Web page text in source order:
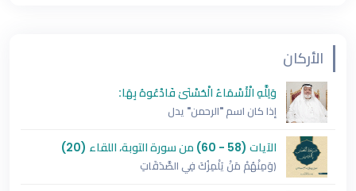
الأركان
وَلِلَّهِ الْأَسْمَاءُ الْحُسْنَىٰ فَادْعُوهُ بِهَا:
إذا كان اسم "الرحمن" يدل
الآيات (58 - 60) من سورة التوبة، اللقاء (20)
﴿وَمِنْهُمْ مَنْ يَلْمِزُكَ فِي الصَّدَقَاتِ